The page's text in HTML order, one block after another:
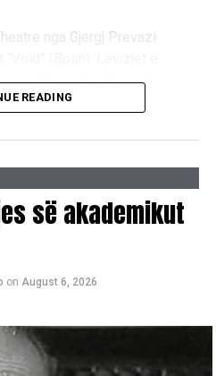
nga Gjergj Prevazi
Goga dhe Chiara Xoxi
trupit përpjekjen për të
i gjyshes” me performancën e
gërshetuar muziken
/E.A/
READING
së akademikut
on August 6, 2026